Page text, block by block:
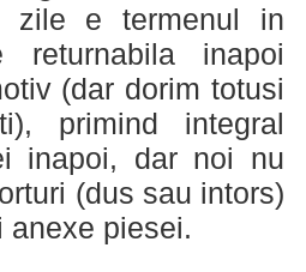
zile e termenul in
inapoi
(dar dorim totusi
primind integral
inapoi, dar noi nu
(dus sau intors)
anexe piesei.